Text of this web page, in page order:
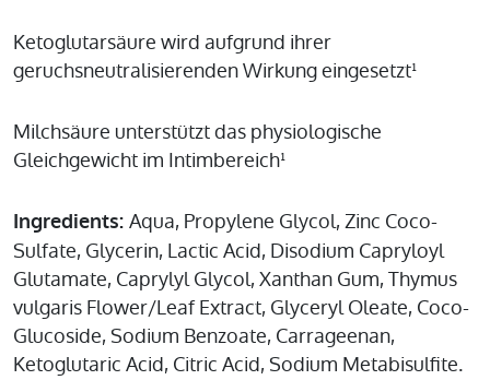
Ketoglutarsäure wird aufgrund ihrer
geruchsneutralisierenden Wirkung eingesetzt¹
Milchsäure unterstützt das physiologische
Gleichgewicht im Intimbereich¹
Ingredients: Aqua, Propylene Glycol, Zinc Coco-
Sulfate, Glycerin, Lactic Acid, Disodium Capryloyl
Glutamate, Caprylyl Glycol, Xanthan Gum, Thymus
vulgaris Flower/Leaf Extract, Glyceryl Oleate, Coco-
Glucoside, Sodium Benzoate, Carrageenan,
Ketoglutaric Acid, Citric Acid, Sodium Metabisulfite.